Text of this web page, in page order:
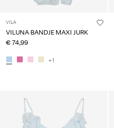
VILA
VILUNA BANDJE MAXI JURK
€ 74,99
+1